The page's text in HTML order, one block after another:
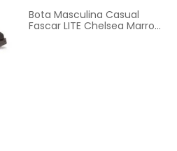
Bota Masculina Casual
Fascar LITE Chelsea Marrom